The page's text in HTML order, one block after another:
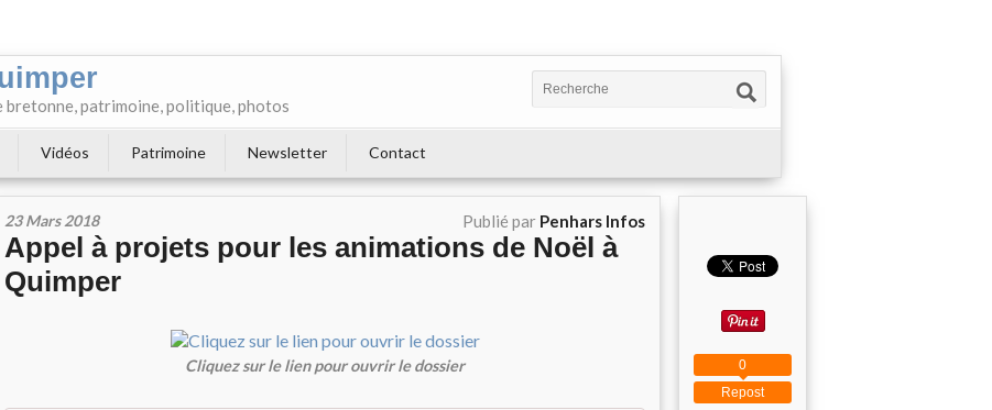
patrimoine, politique, photos
Vidéos Patrimoine Newsletter Contact
23 Mars 2018 Publié par Penhars Infos
Appel à projets pour les animations de Noël à
Quimper
Cliquez sur le lien pour ouvrir le dossier
Repost
0